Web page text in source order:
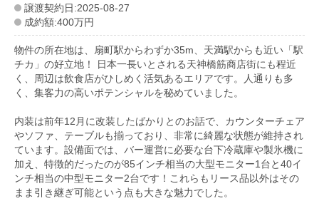
譲渡契約日:2025-08-27
成約額:400万円
物件の所在地は、扇町駅からわずか35m、天満駅からも近い「駅
チカ」の好立地！ 日本一長いとされる天神橋筋商店街にも程近
く、周辺は飲食店がひしめく活気あるエリアです。人通りも多
く、集客力の高いポテンシャルを秘めていました。
内装は前年12月に改装したばかりとのお話で、カウンターチェア
やソファ、テーブルも揃っており、非常に綺麗な状態が維持され
ています。設備面では、バー運営に必要な台下冷蔵庫や製氷機に
加え、特徴的だったのが85インチ相当の大型モニター1台と40イ
ンチ相当の中型モニター2台です！これらもリース品以外はその
まま引き継ぎ可能という点も大きな魅力でした。